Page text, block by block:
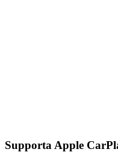
Supporta Apple